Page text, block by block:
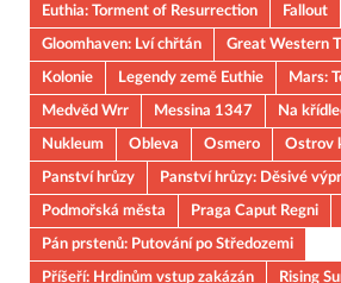
Euthia: Torment of Resurrection
Fallout
Gloomhaven: Lví chřtán
Great Western
Kolonie
Legendy země Euthie
Mars:
Medvěd Wrr
Messina 1347 Na
Nukleum
Obleva Osmero
Ostrov
Panství hrůzy
Panství hrůzy: Děsivé
Podmořská města
Praga Caput Regni
Pán prstenů: Putování po Středozemi
Příšeří: Hrdinům vstup zakázán
Rising